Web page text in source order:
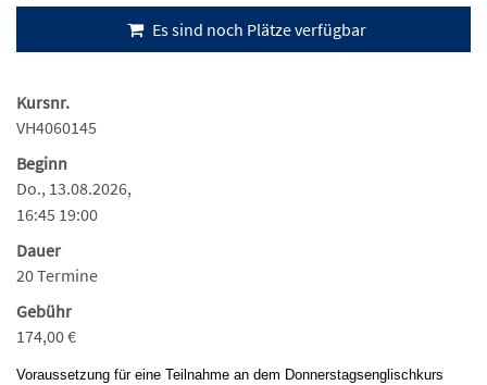
Es sind noch Plätze verfügbar
Kursnr.
VH4060145
Beginn
Do., 13.08.2026,
16:45 19:00
Dauer
20 Termine
Gebühr
174,00 €
Voraussetzung für eine Teilnahme an dem Donnerstagsenglischkurs